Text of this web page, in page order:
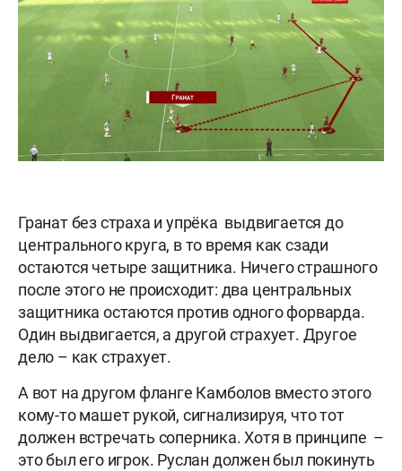
Гранат без страха и упрёка выдвигается до
центрального круга, в то время как сзади
остаются четыре защитника. Ничего страшного
после этого не происходит: два центральных
защитника остаются против одного форварда.
Один выдвигается, а другой страхует. Другое
дело – как страхует.
А вот на другом фланге Камболов вместо этого
кому-то машет рукой, сигнализируя, что тот
должен встречать соперника. Хотя в принципе –
это был его игрок. Руслан должен был покинуть